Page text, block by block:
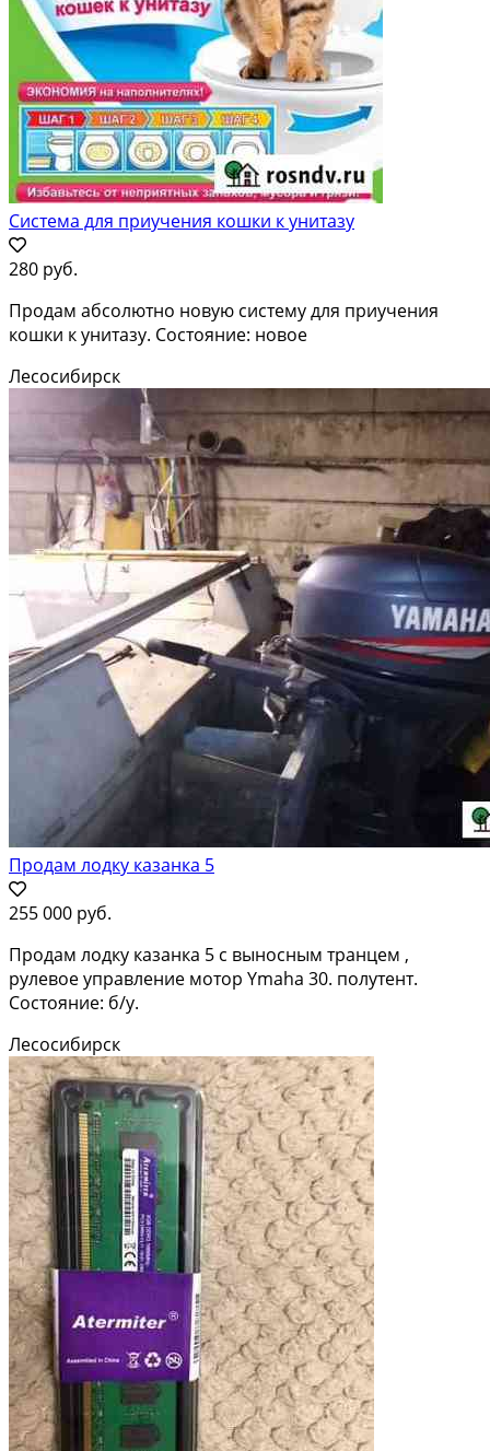
Система для приучения кошки к унитазу
280 руб.
Продам абсолютно новую систему для приучения
кошки к унитазу. Состояние: новое
Лесосибирск
Продам лодку казанка 5
255 000 руб.
Продам лодку казанка 5 с выносным транцем ,
рулевое управление мотор Ymaha 30. полутент.
Состояние: б/у.
Лесосибирск